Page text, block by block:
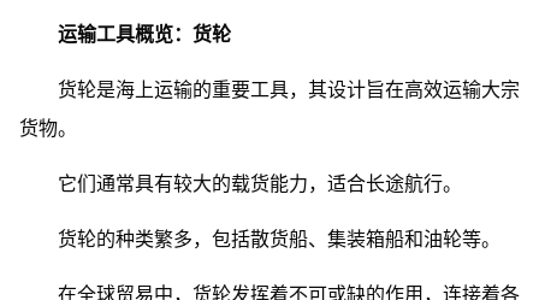
运输工具概览：货轮
货轮是海上运输的重要工具，其设计旨在高效运输大宗
货物。
它们通常具有较大的载货能力，适合长途航行。
货轮的种类繁多，包括散货船、集装箱船和油轮等。
在全球贸易中，货轮发挥着不可或缺的作用，连接着各